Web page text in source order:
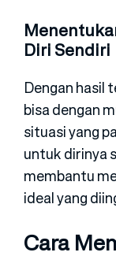
Diri Sendiri
Dengan hasil
bisa dengan
situasi yang
untuk dirinya
membantu
ideal yang
Cara